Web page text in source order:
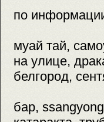
по
муай тай,
на улице,
белгород,
бар,